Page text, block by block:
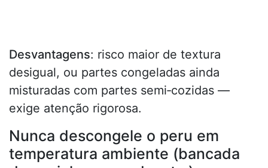
Desvantagens: risco maior de textura
desigual, ou partes congeladas ainda
misturadas com partes semi‑cozidas —
exige atenção rigorosa.
Nunca descongele o peru em
temperatura ambiente (bancada